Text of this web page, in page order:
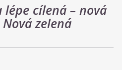
cílená – nová
zelená